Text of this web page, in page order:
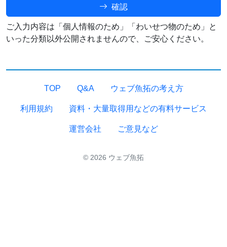
確認
ご入力内容は「個人情報のため」「わいせつ物のため」と
いった分類以外公開されませんので、ご安心ください。
TOP Q&A ウェブ魚拓の考え方
利用規約 資料・大量取得用などの有料サービス
運営会社 ご意見など
© 2026 ウェブ魚拓